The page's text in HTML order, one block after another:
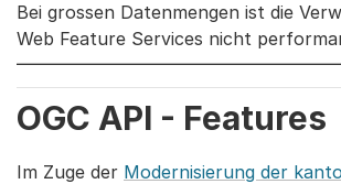
Bei grossen Datenmengen ist die
Web Feature Services nicht
OGC API - Features
Im Zuge der Modernisierung der